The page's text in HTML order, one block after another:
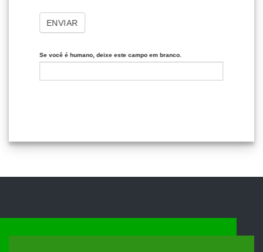
ENVIAR
Se você é humano, deixe este campo em branco.